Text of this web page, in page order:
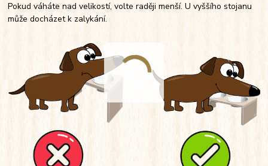
Pokud váháte nad velikostí, volte raději menší. U vyššího stojanu
může docházet k zalykání.